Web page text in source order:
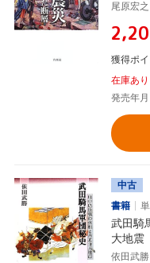
尾原宏之
獲得ポ
在庫あり
発売年
中古
書籍
武田騎
大地震
依田武勝